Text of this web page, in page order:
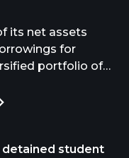
detained student
its net assets
for
portfolio of
of common
in
to be